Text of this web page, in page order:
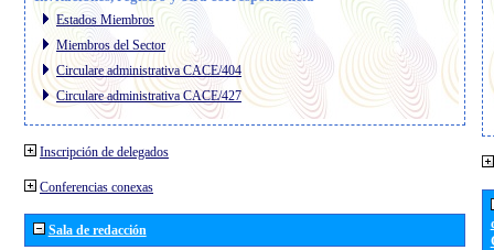
Estados Miembros
Miembros del Sector
Circulare administrativa CACE/404
Circulare administrativa CACE/427
Inscripción de delegados
Conferencias conexas
Sala de redacción